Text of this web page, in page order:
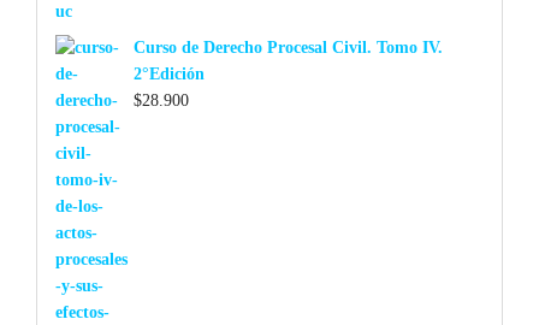
Curso de Derecho Procesal Civil. Tomo IV.
2°Edición
$28.900